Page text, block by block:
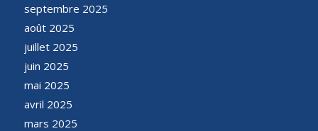
septembre 2025
août 2025
juillet 2025
juin 2025
mai 2025
avril 2025
mars 2025